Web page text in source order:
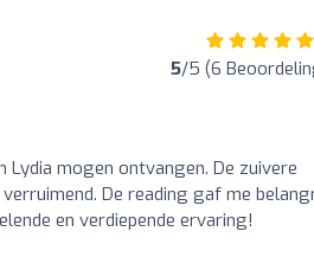
5/5 (6
Lydia mogen ontvangen. De zuivere
De reading gaf me
en verdiepende ervaring!